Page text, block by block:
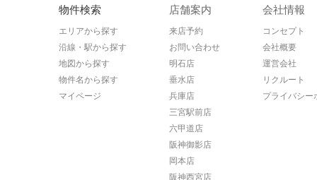
物件検索
エリアから探す
沿線・駅から探す
地図から探す
物件名から探す
マイページ
店舗案内
来店予約
お問い合わせ
明石店
垂水店
兵庫店
三宮駅前店
六甲道店
阪神御影店
岡本店
阪神西宮店
会社情報
コンセプト
会社概要
運営会社
リクルート
プライバシー